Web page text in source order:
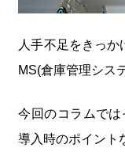
会社情報
人手不足をきっ
MS(倉庫管理シス
今回のコラムでは
導入時のポイント